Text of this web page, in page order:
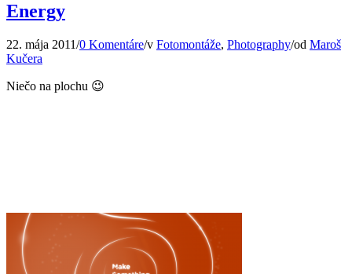
Energy
22. mája 2011/0 Komentáre/v Fotomontáže, Photography/od Maroš
Kučera
Niečo na plochu 😉